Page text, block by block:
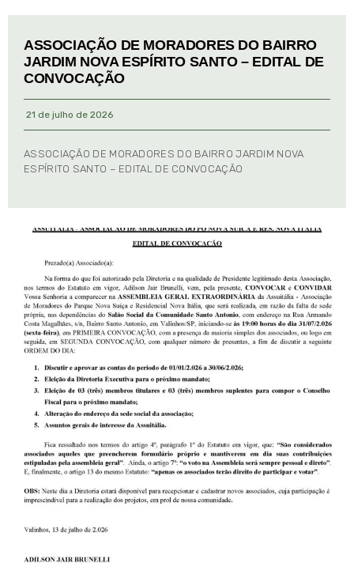
ASSOCIAÇÃO DE MORADORES DO BAIRRO
JARDIM NOVA ESPÍRITO SANTO – EDITAL DE
CONVOCAÇÃO
21 de julho de 2026
ASSOCIAÇÃO DE MORADORES DO BAIRRO JARDIM NOVA
ESPÍRITO SANTO – EDITAL DE CONVOCAÇÃO